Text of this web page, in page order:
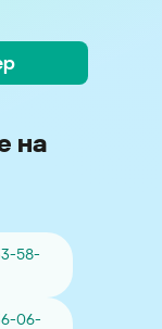
на
58-
06-